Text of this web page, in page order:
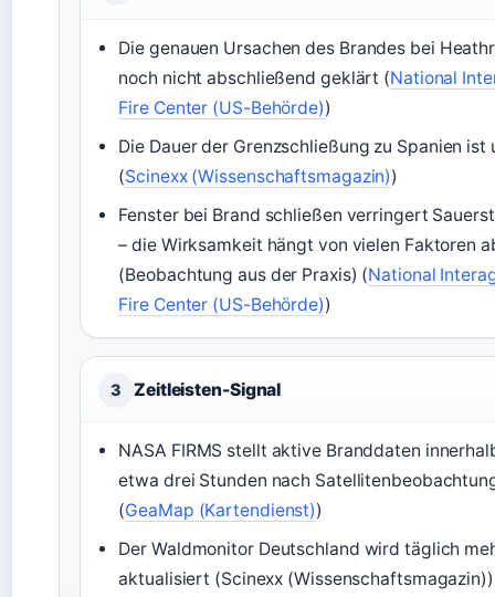
Die genauen Ursachen des Brandes bei
noch nicht abschließend geklärt (National
Fire Center (US-Behörde))
Die Dauer der Grenzschließung zu Spanien ist
(Scinexx (Wissenschaftsmagazin))
Fenster bei Brand schließen verringert
– die Wirksamkeit hängt von vielen Faktoren
(Beobachtung aus der Praxis) (National
Fire Center (US-Behörde))
3 Zeitleisten-Signal
NASA FIRMS stellt aktive Branddaten
etwa drei Stunden nach
(GeaMap (Kartendienst))
Der Waldmonitor Deutschland wird täglich
aktualisiert (Scinexx (Wissenschaftsmagazin))